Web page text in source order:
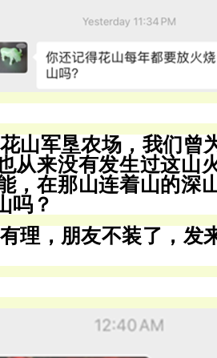
山军垦农场，我们曾
从来没有发生过这山
，在那山连着山的深
吗？
理，朋友不装了，发